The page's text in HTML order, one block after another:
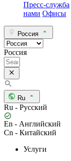
Пресс-служба
нами Офисы
Россия
Россия
Ru
Ru - Русский
En - Английский
Cn - Китайский
Услуги